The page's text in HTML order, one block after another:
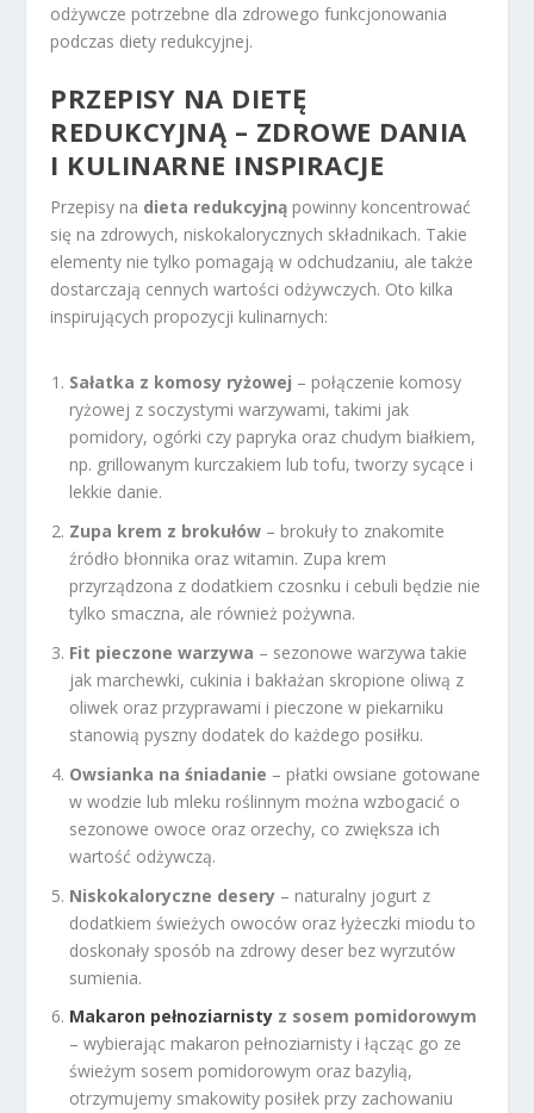
odżywcze potrzebne dla zdrowego funkcjonowania
podczas diety redukcyjnej.
PRZEPISY NA DIETĘ
REDUKCYJNĄ – ZDROWE DANIA
I KULINARNE INSPIRACJE
Przepisy na dieta redukcyjną powinny koncentrować
się na zdrowych, niskokalorycznych składnikach. Takie
elementy nie tylko pomagają w odchudzaniu, ale także
dostarczają cennych wartości odżywczych. Oto kilka
inspirujących propozycji kulinarnych:
Sałatka z komosy ryżowej – połączenie komosy
ryżowej z soczystymi warzywami, takimi jak
pomidory, ogórki czy papryka oraz chudym białkiem,
np. grillowanym kurczakiem lub tofu, tworzy sycące i
lekkie danie.
Zupa krem z brokułów – brokuły to znakomite
źródło błonnika oraz witamin. Zupa krem
przyrządzona z dodatkiem czosnku i cebuli będzie nie
tylko smaczna, ale również pożywna.
Fit pieczone warzywa – sezonowe warzywa takie
jak marchewki, cukinia i bakłażan skropione oliwą z
oliwek oraz przyprawami i pieczone w piekarniku
stanowią pyszny dodatek do każdego posiłku.
Owsianka na śniadanie – płatki owsiane gotowane
w wodzie lub mleku roślinnym można wzbogacić o
sezonowe owoce oraz orzechy, co zwiększa ich
wartość odżywczą.
Niskokaloryczne desery – naturalny jogurt z
dodatkiem świeżych owoców oraz łyżeczki miodu to
doskonały sposób na zdrowy deser bez wyrzutów
sumienia.
Makaron pełnoziarnisty z sosem pomidorowym
– wybierając makaron pełnoziarnisty i łącząc go ze
świeżym sosem pomidorowym oraz bazylią,
otrzymujemy smakowity posiłek przy zachowaniu